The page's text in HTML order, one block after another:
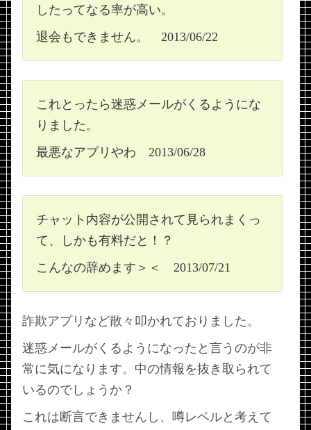
したってなる率が高い。
退会もできません。 2013/06/22
これとったら迷惑メールがくるようにな
りました。
最悪なアプリやわ 2013/06/28
チャット内容が公開されて見られまくっ
て、しかも有料だと！？
こんなの辞めます＞＜ 2013/07/21
詐欺アプリなど散々叩かれておりました。
迷惑メールがくるようになったと言うのが非
常に気になります。中の情報を抜き取られて
いるのでしょうか？
これは断言できませんし、噂レベルと考えて